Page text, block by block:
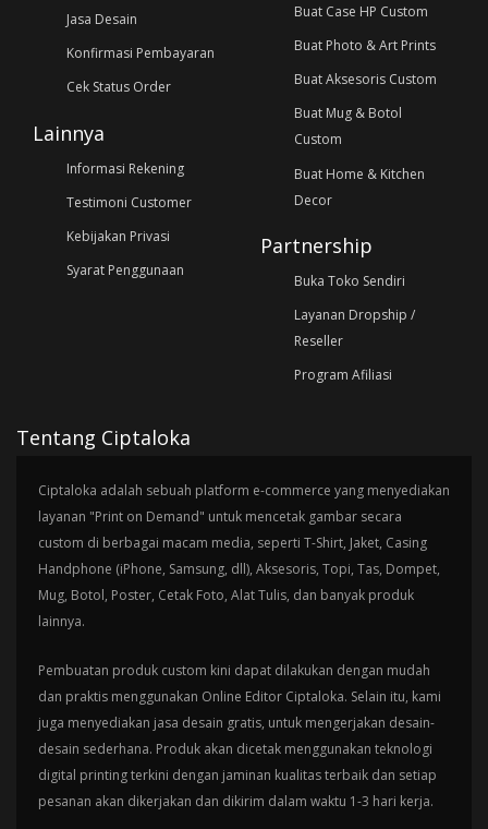
Jasa Desain
Konfirmasi Pembayaran
Cek Status Order
Lainnya
Informasi Rekening
Testimoni Customer
Kebijakan Privasi
Syarat Penggunaan
Buat Case HP Custom
Buat Photo & Art Prints
Buat Aksesoris Custom
Buat Mug & Botol
Custom
Buat Home & Kitchen
Decor
Partnership
Buka Toko Sendiri
Layanan Dropship /
Reseller
Program Afiliasi
Tentang Ciptaloka
Ciptaloka adalah sebuah platform e-commerce yang menyediakan
layanan "Print on Demand" untuk mencetak gambar secara
custom di berbagai macam media, seperti T-Shirt, Jaket, Casing
Handphone (iPhone, Samsung, dll), Aksesoris, Topi, Tas, Dompet,
Mug, Botol, Poster, Cetak Foto, Alat Tulis, dan banyak produk
lainnya.
Pembuatan produk custom kini dapat dilakukan dengan mudah
dan praktis menggunakan Online Editor Ciptaloka. Selain itu, kami
juga menyediakan jasa desain gratis, untuk mengerjakan desain-
desain sederhana. Produk akan dicetak menggunakan teknologi
digital printing terkini dengan jaminan kualitas terbaik dan setiap
pesanan akan dikerjakan dan dikirim dalam waktu 1-3 hari kerja.